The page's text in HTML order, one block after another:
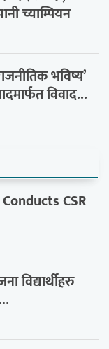
च्याम्पियन
भविष्य’
विवाद...
CSR
विद्यार्थीहरु